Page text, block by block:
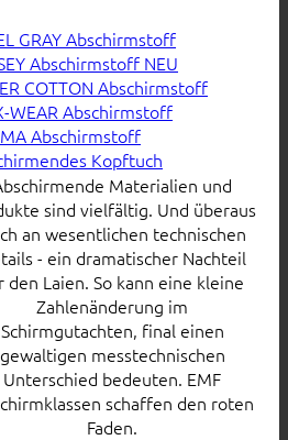
GRAY Abschirmstoff
Abschirmstoff
COTTON Abschirmstoff
WEAR Abschirmstoff
Abschirmstoff
Kopftuch
Materialien und
sind vielfältig. Und überaus
an wesentlichen technischen
- ein dramatischer Nachteil
den Laien. So kann eine kleine
Zahlenänderung im
Schirmgutachten, final einen
gewaltigen messtechnischen
Unterschied bedeuten. EMF
schaffen den roten
Faden.